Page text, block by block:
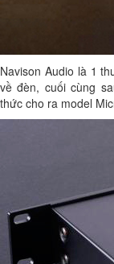
Navison Audio là 1
về đèn, cuối cùng
thức cho ra model